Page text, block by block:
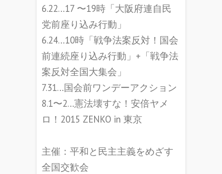
6.22…17 〜19時「大阪府連自民
党前座り込み行動」
6.24…10時「戦争法案反対！国会
前連続座り込み行動」+「戦争法
案反対全国大集会」
7.31…国会前ワンデーアクション
8.1〜2…憲法壊すな！安倍ヤメ
ロ！2015 ZENKO in 東京
主催：平和と民主主義をめざす
全国交歓会